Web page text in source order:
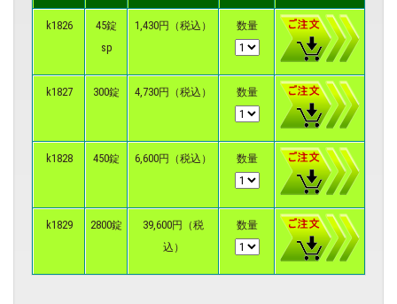
k1826
45錠
sp
1,430円（税込） 数量
k1827 300錠 4,730円（税込） 数量
k1828 450錠 6,600円（税込） 数量
k1829 2800錠
39,600円（税
込）
数量